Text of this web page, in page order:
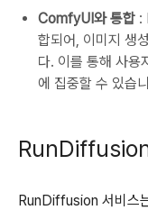
ComfyUI와 통합 :
합되어, 이미지 생
다. 이를 통해 사용
에 집중할 수 있습
RunDiffusion 서비스